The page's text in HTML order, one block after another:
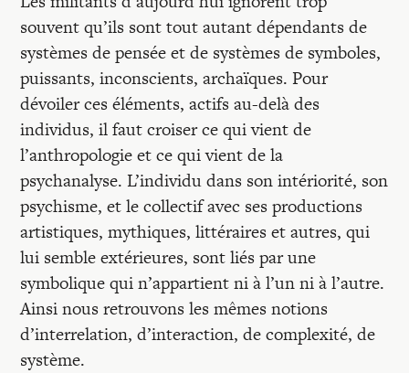
souvent qu’ils sont tout autant dépendants de
systèmes de pensée et de systèmes de symboles,
puissants, inconscients, archaïques. Pour
dévoiler ces éléments, actifs au-delà des
individus, il faut croiser ce qui vient de
l’anthropologie et ce qui vient de la
psychanalyse. L’individu dans son intériorité, son
psychisme, et le collectif avec ses productions
artistiques, mythiques, littéraires et autres, qui
lui semble extérieures, sont liés par une
symbolique qui n’appartient ni à l’un ni à l’autre.
Ainsi nous retrouvons les mêmes notions
d’interrelation, d’interaction, de complexité, de
système.